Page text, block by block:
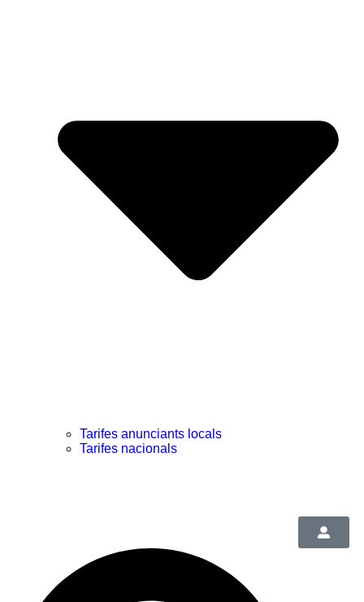
Tarifes anunciants locals
Tarifes nacionals